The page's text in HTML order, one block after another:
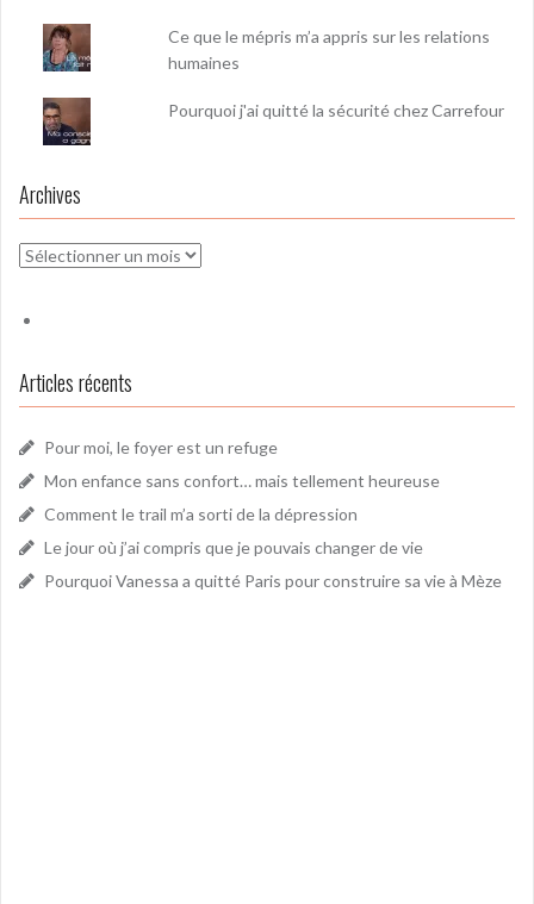
Ce que le mépris m’a appris sur les relations
humaines
Pourquoi j'ai quitté la sécurité chez Carrefour
Archives
Archives
Articles récents
Pour moi, le foyer est un refuge
Mon enfance sans confort… mais tellement heureuse
Comment le trail m’a sorti de la dépression
Le jour où j’ai compris que je pouvais changer de vie
Pourquoi Vanessa a quitté Paris pour construire sa vie à Mèze